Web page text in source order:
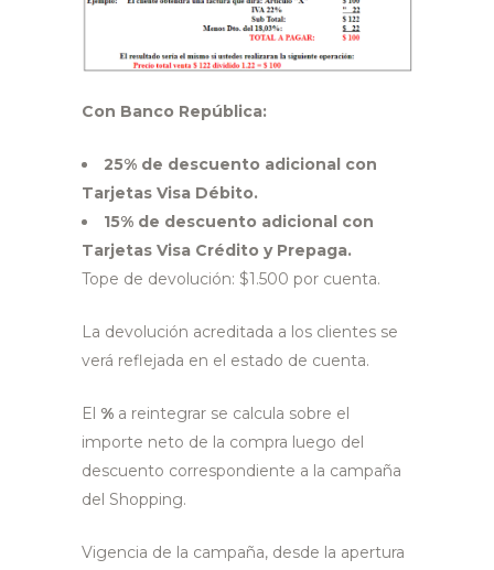
Con Banco República:
25% de descuento adicional con
Tarjetas Visa Débito.
15% de descuento adicional con
Tarjetas Visa Crédito y Prepaga.
Tope de devolución: $1.500 por cuenta.
La devolución acreditada a los clientes se
verá reflejada en el estado de cuenta.
El % a reintegrar se calcula sobre el
importe neto de la compra luego del
descuento correspondiente a la campaña
del Shopping.
Vigencia de la campaña, desde la apertura